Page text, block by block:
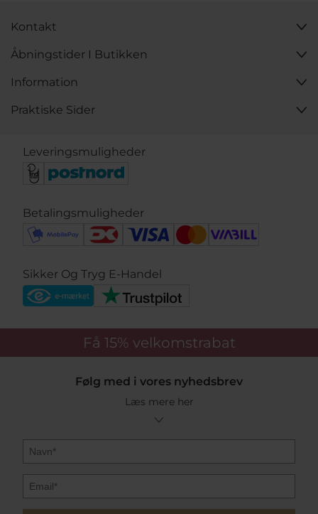
Kontakt
Åbningstider I Butikken
Information
Praktiske Sider
Leveringsmuligheder
Betalingsmuligheder
Sikker Og Tryg E-Handel
Få 15% velkomstrabat
Følg med i vores nyhedsbrev
Læs mere her